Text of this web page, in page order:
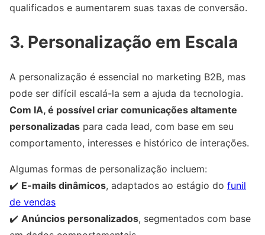
qualificados e aumentarem suas taxas de conversão.
3. Personalização em Escala
A personalização é essencial no marketing B2B, mas
pode ser difícil escalá-la sem a ajuda da tecnologia.
Com IA, é possível criar comunicações altamente
personalizadas para cada lead, com base em seu
comportamento, interesses e histórico de interações.
Algumas formas de personalização incluem:
✔️ E-mails dinâmicos, adaptados ao estágio do funil
de vendas
✔️ Anúncios personalizados, segmentados com base